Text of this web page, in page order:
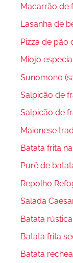
Macarrão de
Lasanha de
Pizza de pão
Miojo
Sunomono
Salpicão de
Salpicão de
Maionese
Batata frita
Purê de
Repolho
Salada
Batata
Batata frita
Batata